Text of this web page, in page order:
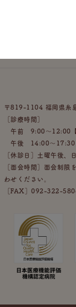
〒819-1104 福岡県糸
［診療時間］
午前 9:00〜12:00【
午後 14:00〜17:30
［休診日］土曜午後、
［面会時間］面会制限
わせください。
［FAX］092-322-